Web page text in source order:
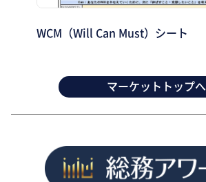
WCM（Will Can Must）シート
マーケットトップへ